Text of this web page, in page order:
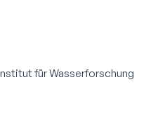
für Wasserforschung